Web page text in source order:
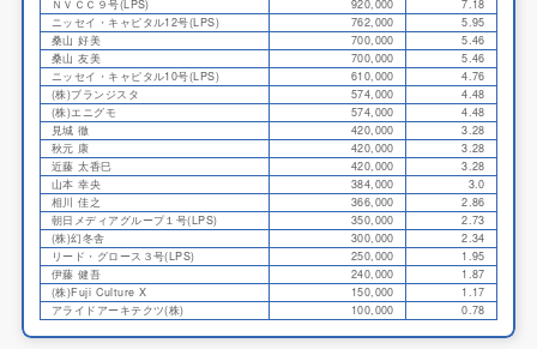
ＮＶＣＣ９号(LPS) 920,000
7.18
ニッセイ・キャピタル12号(LPS)
762,000
5.95
桑山 好美
700,000
5.46
桑山 友美
700,000
5.46
ニッセイ・キャピタル10号(LPS)
610,000
4.76
(株)ブランジスタ
574,000
4.48
(株)エニグモ
574,000
4.48
見城 徹
420,000
3.28
秋元 康
420,000
3.28
近藤 太香巳
420,000
3.28
山本 幸央
384,000
3.0
相川 佳之
366,000
2.86
朝日メディアグループ１号(LPS)
350,000
2.73
(株)幻冬舎
300,000
2.34
リード・グロース３号(LPS)
250,000
1.95
伊藤 健吾
240,000
1.87
(株)Fuji Culture X
150,000
1.17
アライドアーキテクツ(株)
100,000 0.78